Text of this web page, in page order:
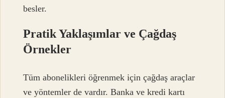
besler.
Pratik Yaklaşımlar ve Çağdaş
Örnekler
Tüm abonelikleri öğrenmek için çağdaş araçlar
ve yöntemler de vardır. Banka ve kredi kartı